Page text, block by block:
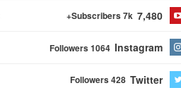
7,480
Subscribers 7k+
Instagram
Followers 1064
Twitter
Followers 428